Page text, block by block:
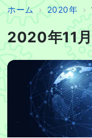
ホーム 2020年
2020年11
面倒なSSH